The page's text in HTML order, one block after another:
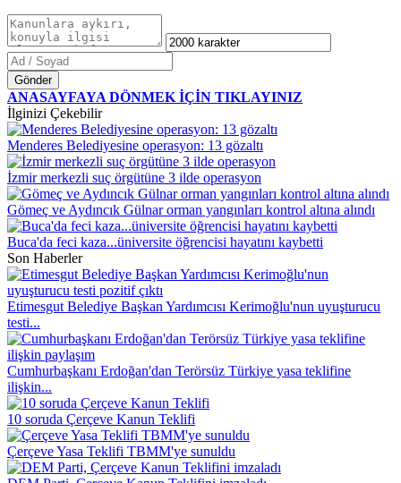
Gönder
ANASAYFAYA DÖNMEK İÇİN TIKLAYINIZ
İlginizi Çekebilir
Menderes Belediyesine operasyon: 13 gözaltı
İzmir merkezli suç örgütüne 3 ilde operasyon
Gömeç ve Aydıncık Gülnar orman yangınları kontrol altına alındı
Buca'da feci kaza...üniversite öğrencisi hayatını kaybetti
Son Haberler
Etimesgut Belediye Başkan Yardımcısı Kerimoğlu'nun uyuşturucu
testi...
Cumhurbaşkanı Erdoğan'dan Terörsüz Türkiye yasa teklifine
ilişkin...
10 soruda Çerçeve Kanun Teklifi
Çerçeve Yasa Teklifi TBMM'ye sunuldu